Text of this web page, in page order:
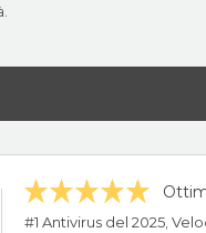
#1 Antivirus del 2025,